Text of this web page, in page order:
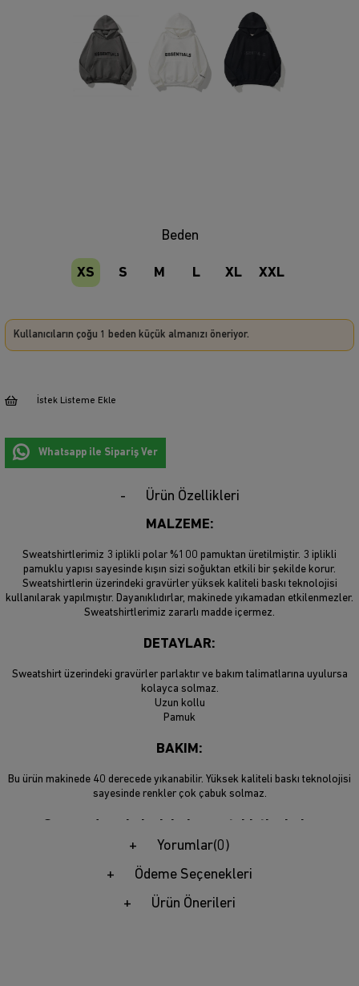
Beden
XS S M L XL XXL
Kullanıcıların çoğu 1 beden küçük almanızı öneriyor.
İstek Listeme Ekle
Whatsapp ile Sipariş Ver
Ürün Özellikleri
MALZEME:
Sweatshirtlerimiz 3 iplikli polar %100 pamuktan üretilmiştir. 3 iplikli
pamuklu yapısı sayesinde kışın sizi soğuktan etkili bir şekilde korur.
Sweatshirtlerin üzerindeki gravürler yüksek kaliteli baskı teknolojisi
kullanılarak yapılmıştır. Dayanıklıdırlar, makinede yıkamadan etkilenmezler.
Sweatshirtlerimiz zararlı madde içermez.
DETAYLAR:
Sweatshirt üzerindeki gravürler parlaktır ve bakım talimatlarına uyulursa
kolayca solmaz.
Uzun kollu
Pamuk
BAKIM:
Bu ürün makinede 40 derecede yıkanabilir. Yüksek kaliteli baskı teknolojisi
sayesinde renkler çok çabuk solmaz.
Son moda sokak giyimi sweatshirtlerimiz,
hayatınızdaki hip hop ve sokak giyimi sevenler için
mükemmel bir hediye seçeneğidir.
S-XXL (Ayrıntılar için lütfen beden tablosuna bakın!)
Yorumlar(0)
Ödeme Seçenekleri
Ürün Önerileri